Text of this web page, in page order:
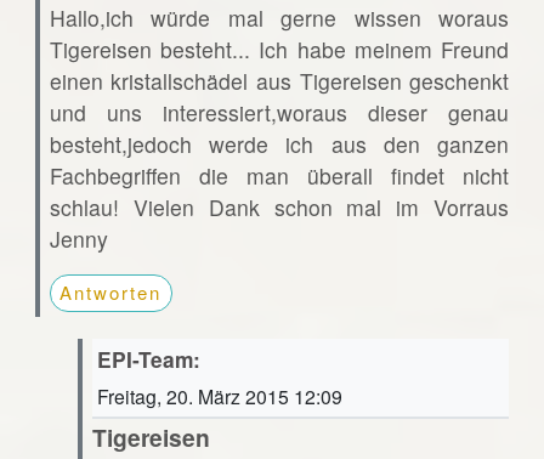
Hallo,ich würde mal gerne wissen woraus
Tigereisen besteht... Ich habe meinem Freund
einen kristallschädel aus Tigereisen geschenkt
und uns interessiert,woraus dieser genau
besteht,jedoch werde ich aus den ganzen
Fachbegriffen die man überall findet nicht
schlau! Vielen Dank schon mal im Vorraus
Jenny
Antworten
EPI-Team:
Freitag, 20. März 2015 12:09
Tigereisen